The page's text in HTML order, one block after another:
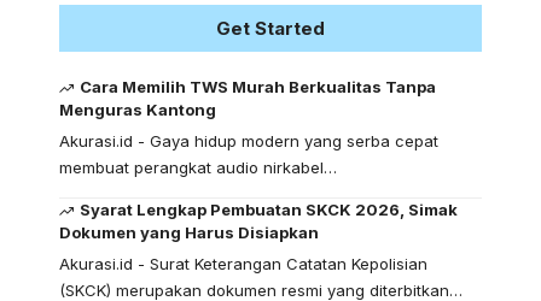
Get Started
Cara Memilih TWS Murah Berkualitas Tanpa
Menguras Kantong
Akurasi.id - Gaya hidup modern yang serba cepat
membuat perangkat audio nirkabel…
Syarat Lengkap Pembuatan SKCK 2026, Simak
Dokumen yang Harus Disiapkan
Akurasi.id - Surat Keterangan Catatan Kepolisian
(SKCK) merupakan dokumen resmi yang diterbitkan…